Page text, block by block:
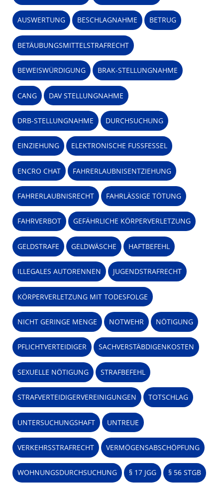
AUSWERTUNG BESCHLAGNAHME BETRUG
BETÄUBUNGSMITTELSTRAFRECHT
BEWEISWÜRDIGUNG BRAK-STELLUNGNAHME
CANG DAV STELLUNGNAHME
DRB-STELLUNGNAHME DURCHSUCHUNG
EINZIEHUNG ELEKTRONISCHE FUSSFESSEL
ENCRO CHAT FAHRERLAUBNISENTZIEHUNG
FAHRERLAUBNISRECHT FAHRLÄSSIGE TÖTUNG
FAHRVERBOT GEFÄHRLICHE KÖRPERVERLETZUNG
GELDSTRAFE GELDWÄSCHE HAFTBEFEHL
ILLEGALES AUTORENNEN JUGENDSTRAFRECHT
KÖRPERVERLETZUNG MIT TODESFOLGE
NICHT GERINGE MENGE NOTWEHR NÖTIGUNG
PFLICHTVERTEIDIGER SACHVERSTÄBDIGENKOSTEN
SEXUELLE NÖTIGUNG STRAFBEFEHL
STRAFVERTEIDIGERVEREINIGUNGEN TOTSCHLAG
UNTERSUCHUNGSHAFT UNTREUE
VERKEHRSSTRAFRECHT VERMÖGENSABSCHÖPFUNG
WOHNUNGSDURCHSUCHUNG § 17 JGG § 56 STGB